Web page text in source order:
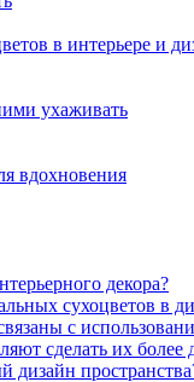
в интерьере и
ухаживать
вдохновения
декора?
сухоцветов в
с
сделать их
дизайн